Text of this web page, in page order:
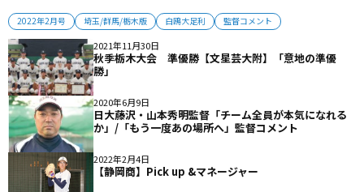
2022年2月号 埼玉/群馬/栃木版 白鴎大足利 監督コメント
2021年11月30日
秋季栃木大会 準優勝【文星芸大附】「意地の準優
勝」
2020年6月9日
日大藤沢・山本秀明監督「チーム全員が本気になれる
か」/「もう一度あの場所へ」監督コメント
2022年2月4日
【静岡商】Pick up &マネージャー